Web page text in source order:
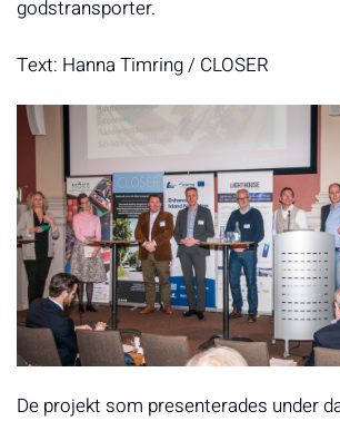
godstransporter.
Text: Hanna Timring / CLOSER
De projekt som presenterades under